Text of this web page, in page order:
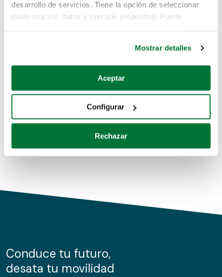
desarrollo de servicios. Tiene la opción de seleccionar
quién usa sus datos y con qué propósitos. Puede
Si lo permite, también quisiéramos:
Recopilar información sobre su ubicación geográfica
Identificar su dispositivo analizándolo activamente
para buscar características específicas (huellas
Obtenga más información sobre cómo se procesan sus
de cookies.
información sobre el uso que haga del sitio web con
nuestros partners de redes sociales, publicidad y análisis
Mostrar detalles
Aceptar
Configurar
Rechazar
Pero puedes encontrar el coche que estás
buscando en alguno de estos enlaces:
Coches de segunda mano
Coches de km0
Conduce tu futuro,
desata tu movilidad